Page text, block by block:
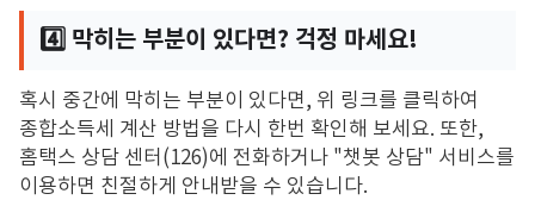
4️⃣ 막히는 부분이 있다면? 걱정 마세요!
혹시 중간에 막히는 부분이 있다면, 위 링크를 클릭하여
종합소득세 계산 방법을 다시 한번 확인해 보세요. 또한,
홈택스 상담 센터(126)에 전화하거나 "챗봇 상담" 서비스를
이용하면 친절하게 안내받을 수 있습니다.